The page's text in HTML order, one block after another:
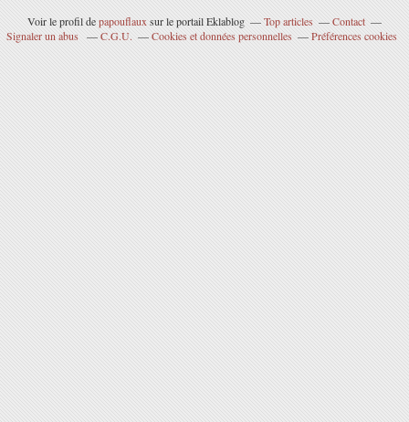
Voir le profil depapouflaux sur le portail Eklablog Top articles
Contact
Signaler un abus
C.G.U. Cookies et données personnelles Préférences cookies